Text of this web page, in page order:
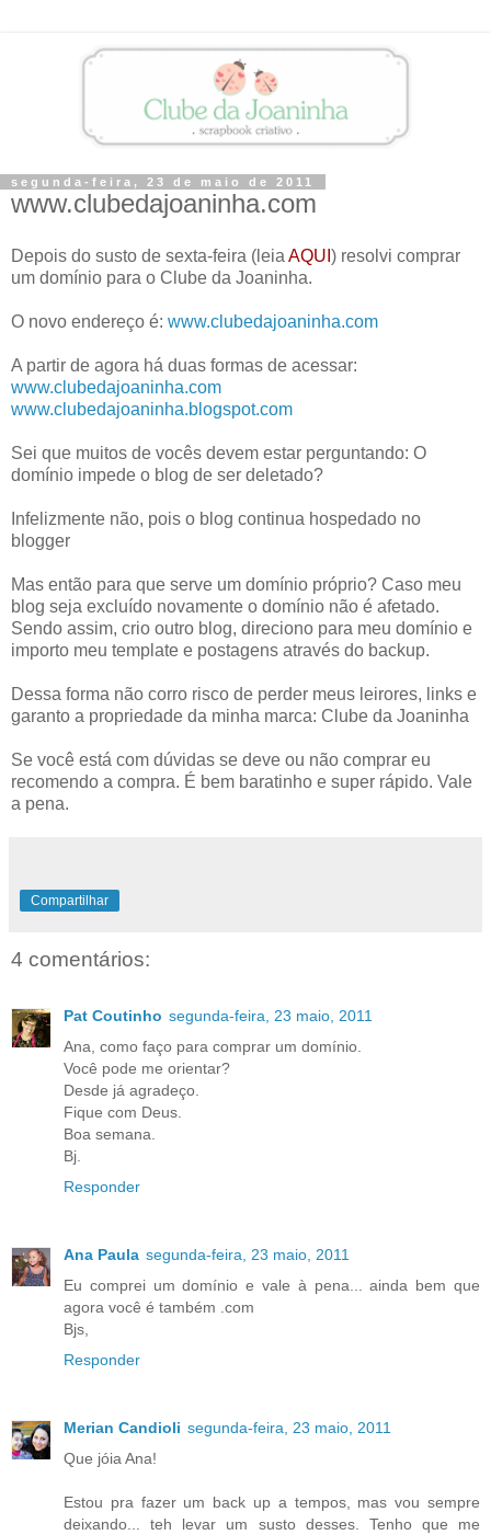
segunda-feira, 23 de maio de 2011
www.clubedajoaninha.com
Depois do susto de sexta-feira (leia AQUI ) resolvi comprar
um domínio para o Clube da Joaninha.
O novo endereço é: www.clubedajoaninha.com
A partir de agora há duas formas de acessar:
www.clubedajoaninha.com
www.clubedajoaninha.blogspot.com
Sei que muitos de vocês devem estar perguntando: O
domínio impede o blog de ser deletado?
Infelizmente não, pois o blog continua hospedado no
blogger
Mas então para que serve um domínio próprio? Caso meu
blog seja excluído novamente o domínio não é afetado.
Sendo assim, crio outro blog, direciono para meu domínio e
importo meu template e postagens através do backup.
Dessa forma não corro risco de perder meus leirores, links e
garanto a propriedade da minha marca: Clube da Joaninha
Se você está com dúvidas se deve ou não comprar eu
recomendo a compra. É bem baratinho e super rápido. Vale
a pena.
Compartilhar
4 comentários:
Pat Coutinho segunda-feira, 23 maio, 2011
Ana, como faço para comprar um domínio.
Você pode me orientar?
Desde já agradeço.
Fique com Deus.
Boa semana.
Bj.
Responder
Ana Paula segunda-feira, 23 maio, 2011
Eu comprei um domínio e vale à pena... ainda bem que
agora você é também .com
Bjs,
Responder
Merian Candioli segunda-feira, 23 maio, 2011
Que jóia Ana!
Estou pra fazer um back up a tempos, mas vou sempre
deixando... teh levar um susto desses. Tenho que me